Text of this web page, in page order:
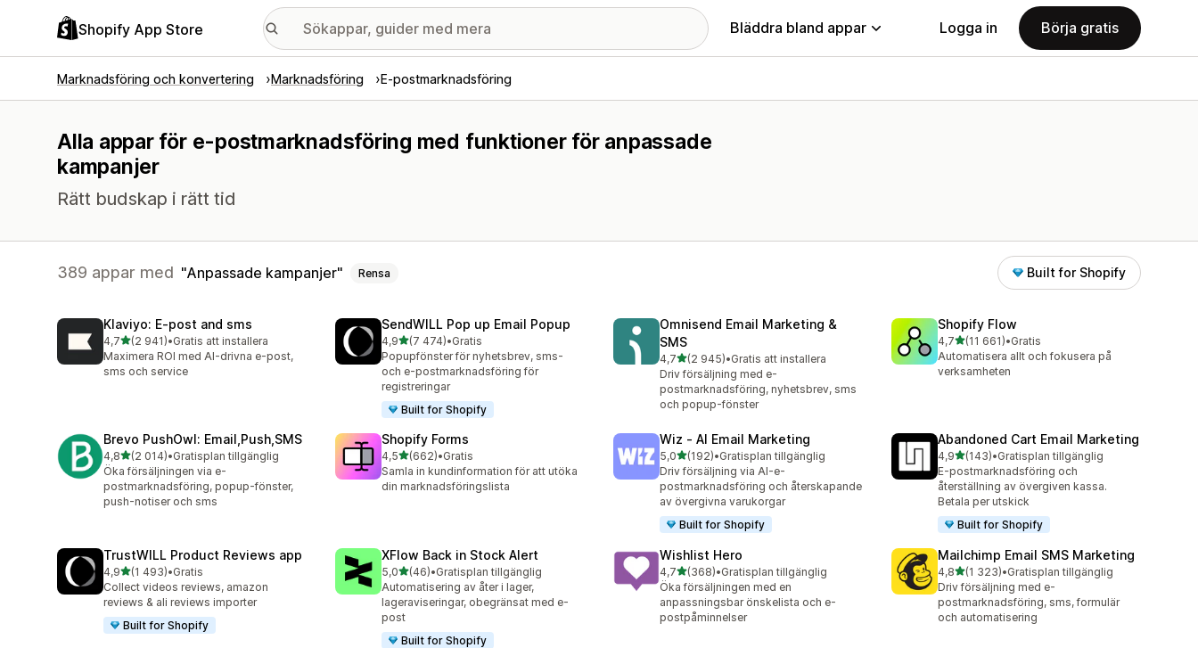
Shopify App Store Bläddra bland appar Logga in Börja gratis
Marknadsföring och konvertering Marknadsföring E-postmarknadsföring
Alla appar för e-postmarknadsföring med funktioner för anpassade
kampanjer
Rätt budskap i rätt tid
389 appar med Anpassade kampanjer Rensa Built for Shopify
Klaviyo: E‑post and sms
4,7av 5 stjärnor
(2 941)
2941 recensioner totalt
•Gratis att installera
Maximera ROI med AI-drivna e-post,
sms och service
SendWILL Pop up Email Popup
4,9av 5 stjärnor
(7 474)
7474 recensioner totalt
•Gratis
Popupfönster för nyhetsbrev, sms-
och e-postmarknadsföring för
registreringar
Built for Shopify
Omnisend Email Marketing &
SMS
4,7av 5 stjärnor
(2 945)
2945 recensioner totalt
•Gratis att installera
Driv försäljning med e-
postmarknadsföring, nyhetsbrev, sms
och popup-fönster
Shopify Flow
4,7av 5 stjärnor
(11 661)
11661 recensioner totalt
•Gratis
Automatisera allt och fokusera på
verksamheten
Brevo PushOwl: Email,Push,SMS
4,8av 5 stjärnor
(2 014)
2014 recensioner totalt
•Gratisplan tillgänglig
Öka försäljningen via e-
postmarknadsföring, popup-fönster,
push-notiser och sms
Shopify Forms
4,5av 5 stjärnor
(662)
662 recensioner totalt
•Gratis
Samla in kundinformation för att utöka
din marknadsföringslista
Wiz ‑ AI Email Marketing
5,0av 5 stjärnor
(192)
192 recensioner totalt
•Gratisplan tillgänglig
Driv försäljning via AI-e-
postmarknadsföring och återskapande
av övergivna varukorgar
Built for Shopify
Abandoned Cart Email Marketing
4,9av 5 stjärnor
(143)
143 recensioner totalt
•Gratisplan tillgänglig
E-postmarknadsföring och
återställning av övergiven kassa.
Betala per utskick
Built for Shopify
TrustWILL Product Reviews app
4,9av 5 stjärnor
(1 493)
1493 recensioner totalt
•Gratis
Collect videos reviews, amazon
reviews & ali reviews importer
Built for Shopify
XFlow Back in Stock Alert
5,0av 5 stjärnor
(46)
46 recensioner totalt
•Gratisplan tillgänglig
Automatisering av åter i lager,
lageraviseringar, obegränsat med e-
post
Built for Shopify
Wishlist Hero
4,7av 5 stjärnor
(368)
368 recensioner totalt
•Gratisplan tillgänglig
Öka försäljningen med en
anpassningsbar önskelista och e-
postpåminnelser
Mailchimp Email SMS Marketing
4,8av 5 stjärnor
(1 323)
1323 recensioner totalt
•Gratisplan tillgänglig
Driv försäljning med e-
postmarknadsföring, sms, formulär
och automatisering